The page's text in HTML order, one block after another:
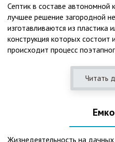
Септик в составе автономной
лучшее решение загородной
изготавливаются из пластика
конструкция которых состоит
происходит процесс
длительный срок службы, так
2. Обладают высокой
состоянии. 3. Могут
России при любых низких
герметичны, что дает
Читать
Жизнедеятельность на